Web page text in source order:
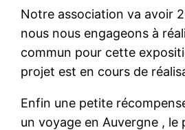
Notre association va avoir
nous nous engageons à
commun pour cette
projet est en cours de
Enfin une petite
un voyage en Auvergne , le